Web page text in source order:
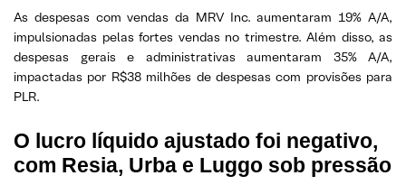
As despesas com vendas da MRV Inc. aumentaram 19% A/A,
impulsionadas pelas fortes vendas no trimestre. Além disso, as
despesas gerais e administrativas aumentaram 35% A/A,
impactadas por R$38 milhões de despesas com provisões para
PLR.
O lucro líquido ajustado foi negativo,
com Resia, Urba e Luggo sob pressão